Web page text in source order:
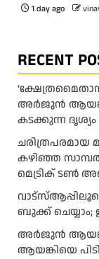
1 day ago
RECENT
അർജുൻ
കടക്കുന്ന
കഴിഞ്ഞ
മെട്രിക് ടണ്‍
ബുക്ക്
അർജുൻ
ആയങ്കിയെ